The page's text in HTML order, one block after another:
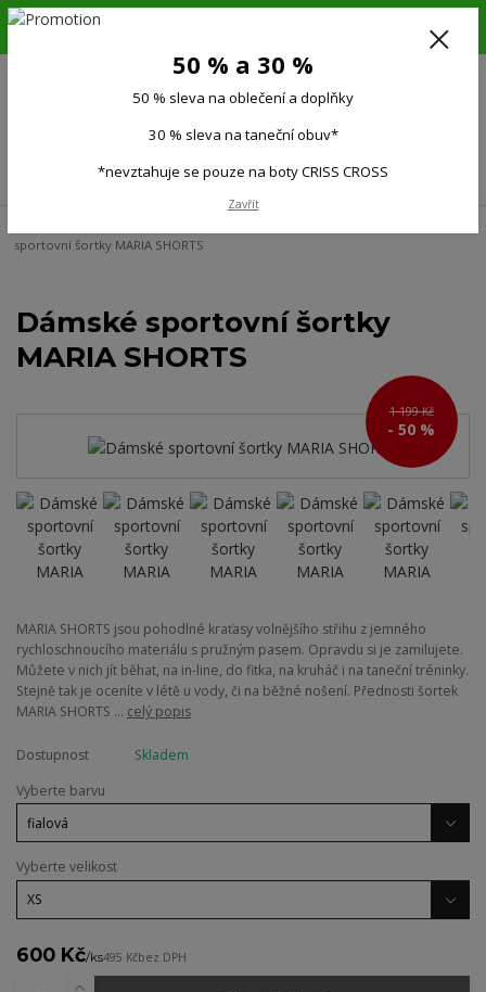
6.-16.8.26. DOVOLENÁ !!! 50 % SLEVA na všechno oblečení a doplňky !!!
(Po-Pá 9:00-15.00)
sportovní šortky MARIA SHORTS
Dámské sportovní šortky
MARIA SHORTS
1 199 Kč
- 50 %
MARIA SHORTS jsou pohodlné kraťasy volnějšího střihu z jemného
rychloschnoucího materiálu s pružným pasem. Opravdu si je zamilujete.
Můžete v nich jít běhat, na in-line, do fitka, na kruháč i na taneční tréninky.
Stejně tak je oceníte v létě u vody, či na běžné nošení. Přednosti šortek
MARIA SHORTS ... celý popis
Dostupnost
Skladem
Vyberte barvu
Vyberte velikost
600 Kč/ks495 Kčbez DPH
50 % a 30 %
50 % sleva na oblečení a doplňky
30 % sleva na taneční obuv*
*nevztahuje se pouze na boty CRISS CROSS
Zavřít